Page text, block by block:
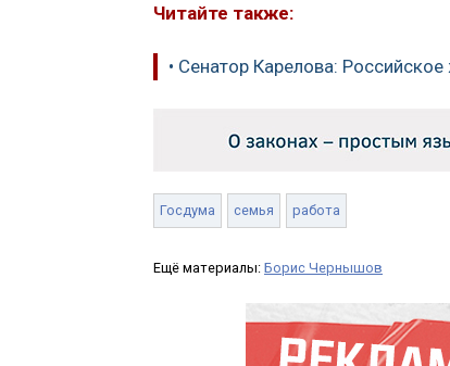
Читайте также:
• Сенатор Карелова:
Госдума семья работа
Ещё материалы: Борис Чернышов